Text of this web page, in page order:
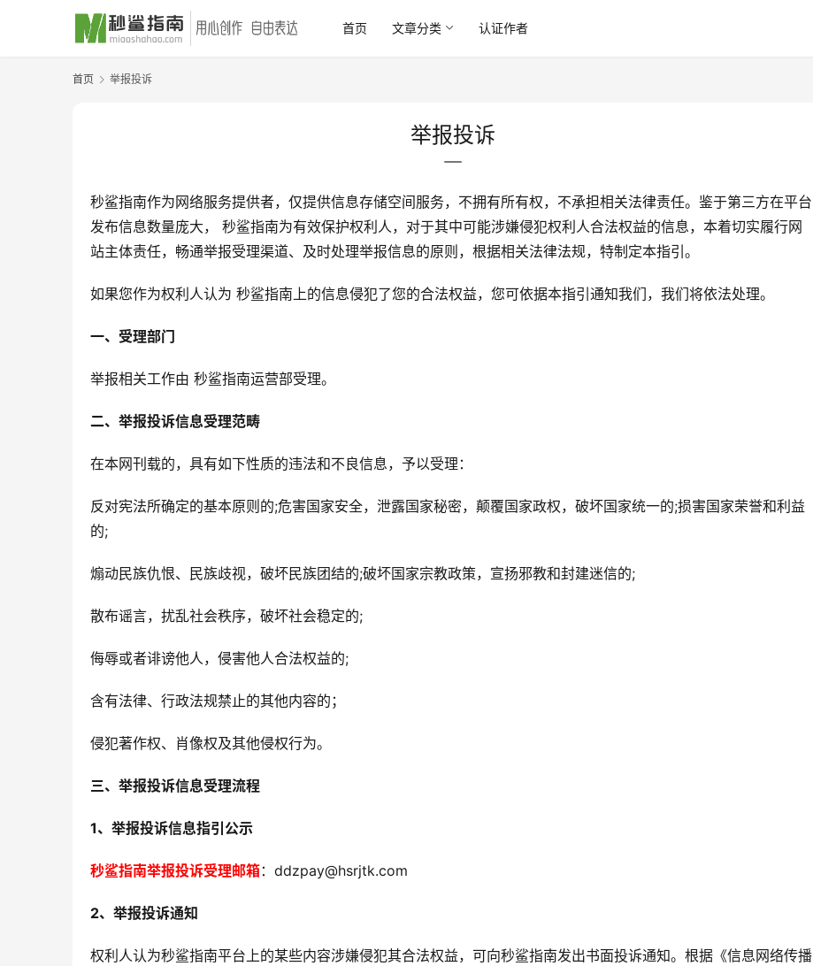
首页 文章分类 认证作者
首页 举报投诉
举报投诉
秒鲨指南作为网络服务提供者，仅提供信息存储空间服务，不拥有所有权，不承担相关法律责任。鉴于第三方在平台
发布信息数量庞大， 秒鲨指南为有效保护权利人，对于其中可能涉嫌侵犯权利人合法权益的信息，本着切实履行网
站主体责任，畅通举报受理渠道、及时处理举报信息的原则，根据相关法律法规，特制定本指引。
如果您作为权利人认为 秒鲨指南上的信息侵犯了您的合法权益，您可依据本指引通知我们，我们将依法处理。
一、受理部门
举报相关工作由 秒鲨指南运营部受理。
二、举报投诉信息受理范畴
在本网刊载的，具有如下性质的违法和不良信息，予以受理：
反对宪法所确定的基本原则的;危害国家安全，泄露国家秘密，颠覆国家政权，破坏国家统一的;损害国家荣誉和利益
的;
煽动民族仇恨、民族歧视，破坏民族团结的;破坏国家宗教政策，宣扬邪教和封建迷信的;
散布谣言，扰乱社会秩序，破坏社会稳定的;
侮辱或者诽谤他人，侵害他人合法权益的;
含有法律、行政法规禁止的其他内容的；
侵犯著作权、肖像权及其他侵权行为。
三、举报投诉信息受理流程
1、举报投诉信息指引公示
秒鲨指南举报投诉受理邮箱：ddzpay@hsrjtk.com
2、举报投诉通知
权利人认为秒鲨指南平台上的某些内容涉嫌侵犯其合法权益，可向秒鲨指南发出书面投诉通知。根据《信息网络传播